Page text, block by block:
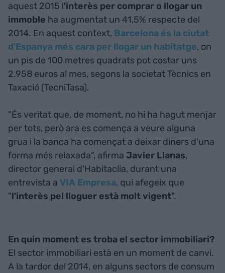
aquest 2015 l'interès per comprar o llogar un
immoble ha augmentat un 41,5% respecte del
2014. En aquest context, Barcelona és la ciutat
d'Espanya més cara per llogar un habitatge, on
un pis de 100 metres quadrats pot costar uns
2.958 euros al mes, segons la societat Tècnics en
Taxació (TecniTasa).
"És veritat que, de moment, no hi ha hagut menjar
per tots, però ara es comença a veure alguna
grua i la banca ha començat a deixar diners d'una
forma més relaxada", afirma Javier Llanas,
director general d'Habitaclia, durant una
entrevista a VIA Empresa, qui afegeix que
"l'interès pel lloguer està molt vigent".
En quin moment es troba el sector immobiliari?
El sector immobiliari està en un moment de canvi.
A la tardor del 2014, en alguns sectors de consum